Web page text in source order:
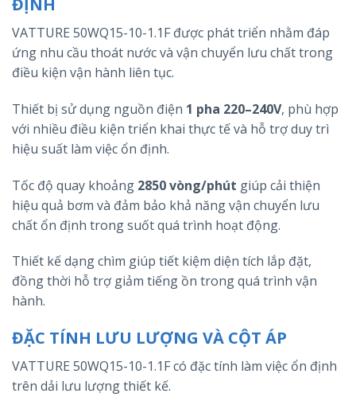
ĐỊNH
VATTURE 50WQ15-10-1.1F được phát triển nhằm đáp
ứng nhu cầu thoát nước và vận chuyển lưu chất trong
điều kiện vận hành liên tục.
Thiết bị sử dụng nguồn điện 1 pha 220–240V, phù hợp
với nhiều điều kiện triển khai thực tế và hỗ trợ duy trì
hiệu suất làm việc ổn định.
Tốc độ quay khoảng 2850 vòng/phút giúp cải thiện
hiệu quả bơm và đảm bảo khả năng vận chuyển lưu
chất ổn định trong suốt quá trình hoạt động.
Thiết kế dạng chìm giúp tiết kiệm diện tích lắp đặt,
đồng thời hỗ trợ giảm tiếng ồn trong quá trình vận
hành.
ĐẶC TÍNH LƯU LƯỢNG VÀ CỘT ÁP
VATTURE 50WQ15-10-1.1F có đặc tính làm việc ổn định
trên dải lưu lượng thiết kế.